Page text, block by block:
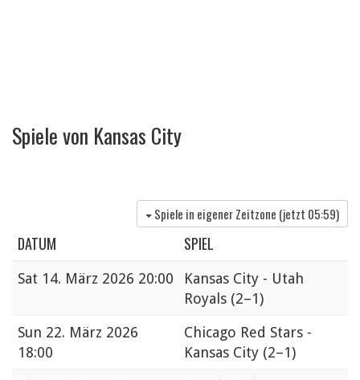
Spiele von Kansas City
Spiele in eigener Zeitzone (jetzt 05:59)
DATUM SPIEL
Sat 14. März 2026 20:00
Kansas City - Utah
Royals (2–1)
Sun 22. März 2026
18:00
Chicago Red Stars -
Kansas City (2–1)